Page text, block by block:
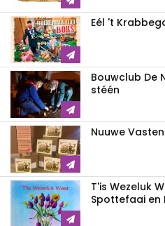
Eél 't
Bouwclub De
stéén
Nuuwe
T'is Wezeluk
Spottefaai en